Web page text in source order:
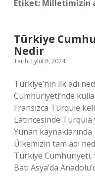
Etiket: Milletimizin
Türkiye
Nedir
Tarih: Eylül 8, 2024
Türkiye’nin ilk adı
Cumhuriyeti’nde
Fransızca Turquie
Latincesinde
Yunan kaynaklarında
Ülkemizin tam adı
Türkiye Cumhuriyeti,
Batı Asya’da